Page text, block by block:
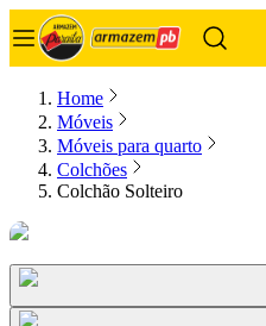
Home
Móveis
Móveis para quarto
Colchões
Colchão Solteiro